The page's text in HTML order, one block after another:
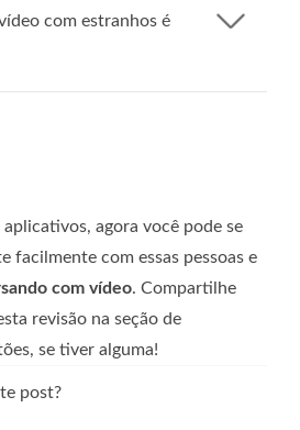
com estranhos é
agora você pode se
facilmente com essas pessoas e
com vídeo. Compartilhe
revisão na seção de
se tiver alguma!
post?